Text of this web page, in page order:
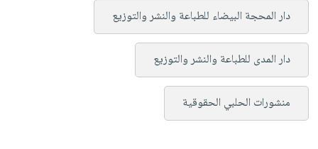
دار المحجة البيضاء للطباعة والنشر والتوزيع
دار المدى للطباعة والنشر والتوزيع
منشورات الحلبي الحقوقية